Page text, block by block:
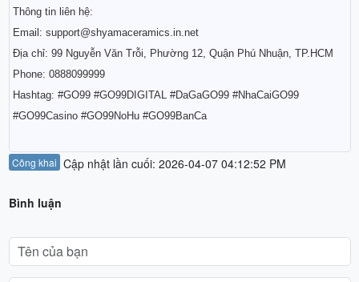
Thông tin liên hệ:
Email: support@shyamaceramics.in.net
Địa chỉ: 99 Nguyễn Văn Trỗi, Phường 12, Quận Phú Nhuận, TP.HCM
Phone: 0888099999
Hashtag: #GO99 #GO99DIGITAL #DaGaGO99 #NhaCaiGO99
#GO99Casino #GO99NoHu #GO99BanCa
Công khai Cập nhật lần cuối: 2026-04-07 04:12:52 PM
Bình luận